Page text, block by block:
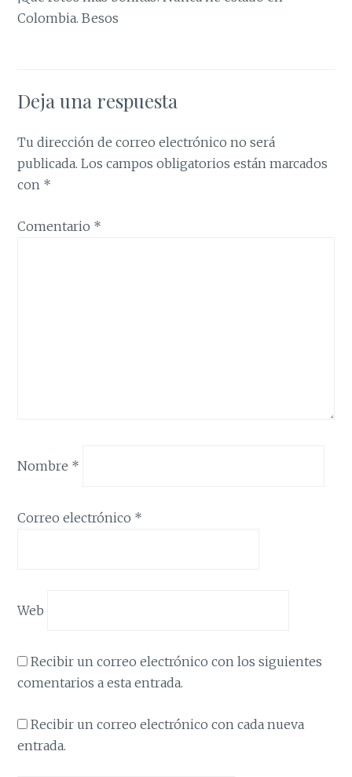
Colombia. Besos
Deja una respuesta
Tu dirección de correo electrónico no será
publicada. Los campos obligatorios están marcados
con *
Comentario *
Nombre *
Correo electrónico *
Web
Recibir un correo electrónico con los siguientes
comentarios a esta entrada.
Recibir un correo electrónico con cada nueva
entrada.